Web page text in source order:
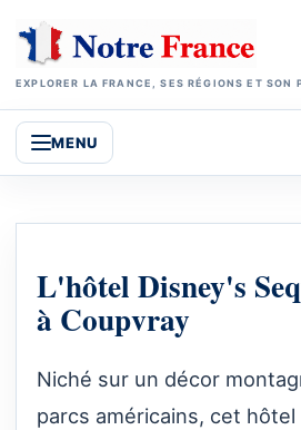
EXPLORER LA FRANCE, SES RÉGIONS ET SON
MENU
L'hôtel Disney's
à Coupvray
Niché sur un décor
parcs américains, cet